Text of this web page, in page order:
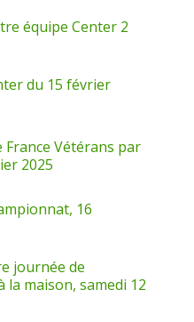
équipe Center 2
du 15 février
Vétérans par
2025
16
journée de
la maison, samedi 12